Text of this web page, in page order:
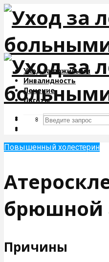
Уход за пожилыми
Инвалидность
Лечение
Льготы
Повышенный холестерин
брюшной
Причины